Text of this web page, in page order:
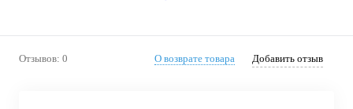
Отзывов: 0 О возврате товара Добавить отзыв